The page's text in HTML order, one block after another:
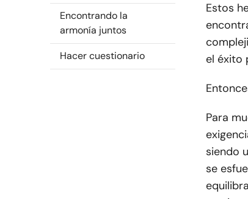
Encontrando la
armonía juntos
Hacer cuestionario
Estos
el éxito
Para
siendo
se